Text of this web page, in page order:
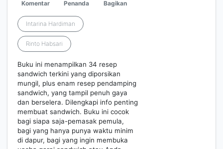
Komentar Penanda Bagikan
Intarina Hardiman
Rinto Habsari
Buku ini menampilkan 34 resep
sandwich terkini yang diporsikan
mungil, plus enam resep pendamping
sandwich, yang tampil penuh gaya
dan berselera. Dilengkapi info penting
membuat sandwich. Buku ini cocok
bagi siapa saja-pemasak pemula,
bagi yang hanya punya waktu minim
di dapur, bagi yang ingin membuka